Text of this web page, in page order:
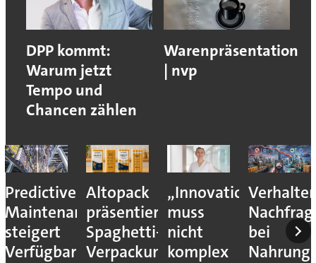
DPP kommt:
Warum jetzt
Tempo und
Chancen zählen
Warenpräsentation
| nvp
Predictive
Maintenance
steigert
Verfügbarkeit
Altopack
präsentiert
Spaghetti-
Verpackung
„Innovation
muss
nicht
komplex
bei